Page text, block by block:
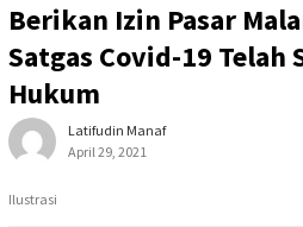
Berikan Izin Pasar
Satgas Covid-19 Telah
Hukum
Latifudin Manaf
April 29, 2021
Ilustrasi